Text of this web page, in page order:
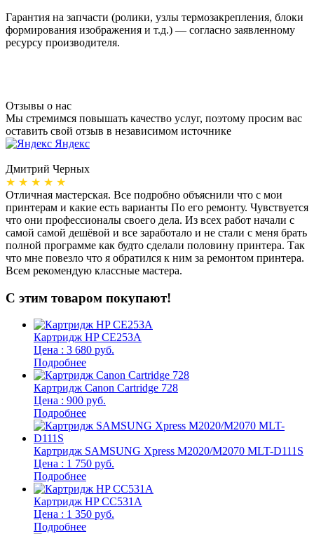
Гарантия на запчасти (ролики, узлы термозакрепления, блоки
формирования изображения и т.д.) — согласно заявленному
ресурсу производителя.
Отзывы о нас
Мы стремимся повышать качество услуг, поэтому просим вас
оставить свой отзыв в независимом источнике
Яндекс
Дмитрий Черных
★ ★ ★ ★ ★
Отличная мастерская. Все подробно объяснили что с мои
принтерам и какие есть варианты По его ремонту. Чувствуется
что они профессионалы своего дела. Из всех работ начали с
самой самой дешёвой и все заработало и не стали с меня брать
полной программе как будто сделали половину принтера. Так
что мне повезло что я обратился к ним за ремонтом принтера.
Всем рекомендую классные мастера.
С этим товаром покупают!
Картридж HP CE253A
Цена : 3 680 руб.
Подробнее
Картридж Canon Cartridge 728
Цена : 900 руб.
Подробнее
Картридж SAMSUNG Xpress M2020/M2070 MLT-D111S
Цена : 1 750 руб.
Подробнее
Картридж HP CC531A
Цена : 1 350 руб.
Подробнее